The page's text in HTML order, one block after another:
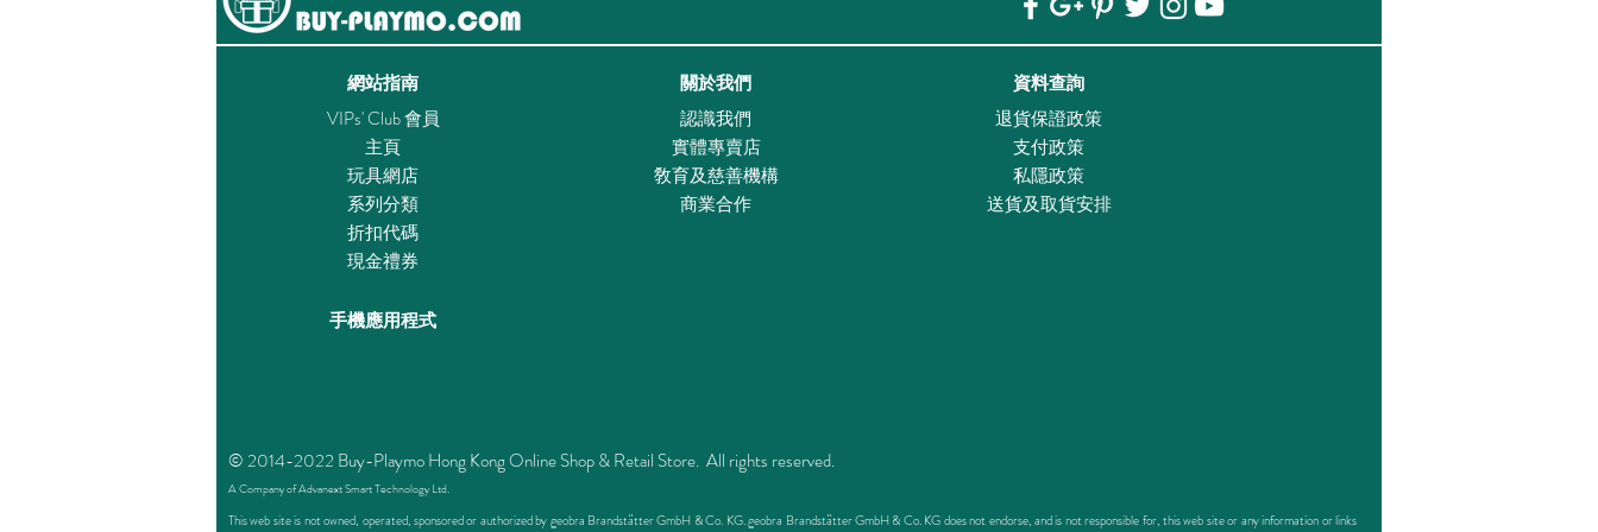
網站指南 關於我們
資料查詢
VIPs' Club 會員
主頁
玩具網店
系列分類
折扣代碼
現金禮券
認識我們
實體專賣店
敎育及慈善機構
商業合作
退貨保證政策
支付政策
私隱政策
送貨及取貨安排
手機應用程式
© 2014-2022 Buy-Playmo Hong Kong Online Shop & Retail Store. All rights reserved.
A Company of Advanext Smart Technology Ltd.
This web site is not owned, operated, sponsored or authorized by geobra Brandstätter GmbH & Co. KG. geobra Brandstätter GmbH & Co. KG does not endorse, and is not responsible for, this web site or any information or links